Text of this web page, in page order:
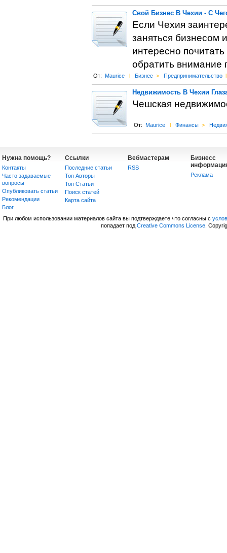
Свой Бизнес В Чехии - С
Если Чехия
заняться бизнесом
интересно
обратить внимание
От: Maurice l Бизнес > Предпринимательство l
Недвижимость В Чехии
Чешская
От: Maurice l Финансы >
Нужна помощь?
Контакты
Часто задаваемые
вопросы
Опубликовать статьи
Рекомендации
Блог
Ссылки
Последние статьи
Топ Авторы
Топ Статьи
Поиск статей
Карта сайта
Вебмастерам
RSS
Бизнесс
Реклама
При любом использовании материалов сайта вы подтверждаете что согласны с
попадает под Creative Commons License.